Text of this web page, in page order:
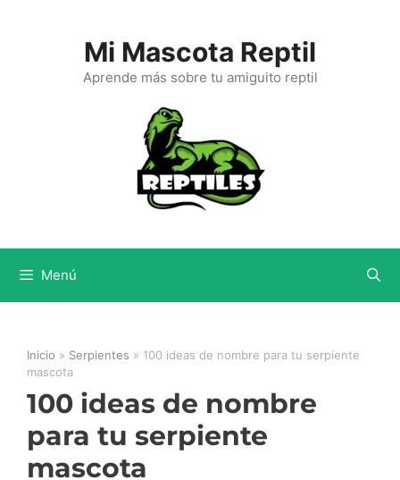
Mi Mascota Reptil
Aprende más sobre tu amiguito reptil
Menú
Inicio » Serpientes » 100 ideas de nombre para tu serpiente
mascota
100 ideas de nombre
para tu serpiente
mascota